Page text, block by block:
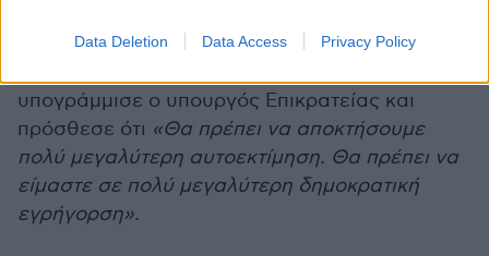
Data Deletion Data Access Privacy Policy
στερεότυπο που έχει διαμορφωθεί για τον
υπογράμμισε ο υπουργός Επικρατείας και
πρόσθεσε ότι «Θα πρέπει να αποκτήσουμε
πολύ μεγαλύτερη αυτοεκτίμηση. Θα πρέπει να
είμαστε σε πολύ μεγαλύτερη δημοκρατική
εγρήγορση».